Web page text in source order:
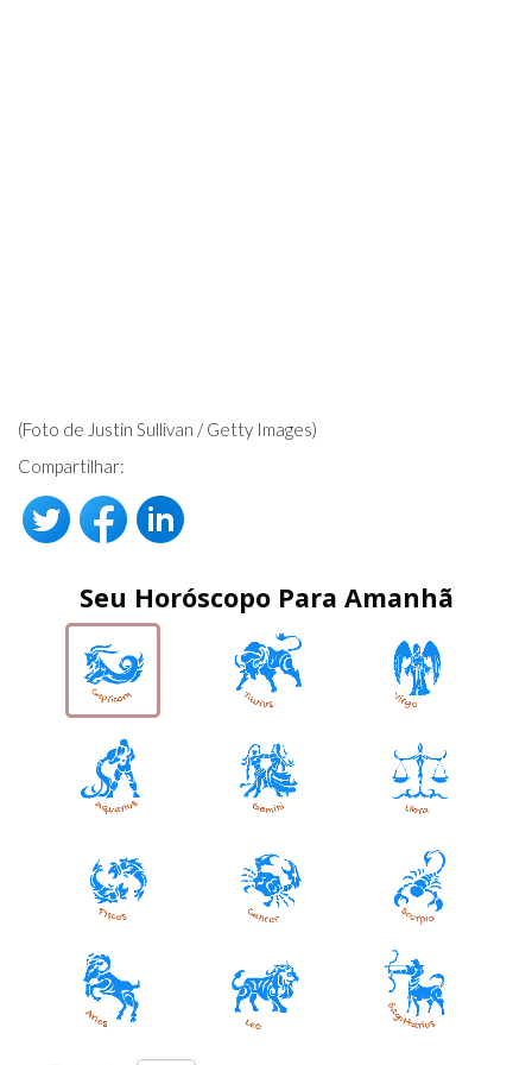
(Foto de Justin Sullivan / Getty Images)
Compartilhar:
Seu Horóscopo Para Amanhã